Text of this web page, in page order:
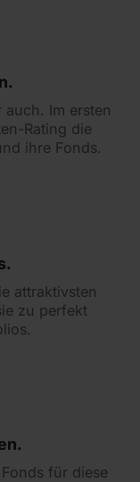
Im ersten
Rating die
ihre Fonds.
attraktivsten
zu perfekt
für diese